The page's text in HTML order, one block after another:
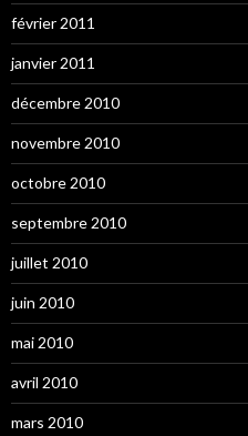
février 2011
janvier 2011
décembre 2010
novembre 2010
octobre 2010
septembre 2010
juillet 2010
juin 2010
mai 2010
avril 2010
mars 2010